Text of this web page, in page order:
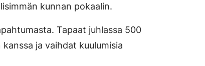
kunnan pokaalin.
Tapaat juhlassa 500
ja vaihdat kuulumisia